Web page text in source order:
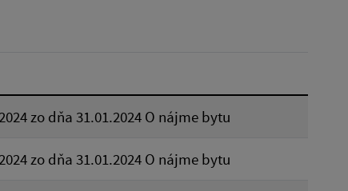
zo dňa 31.01.2024 O nájme bytu
zo dňa 31.01.2024 O nájme bytu